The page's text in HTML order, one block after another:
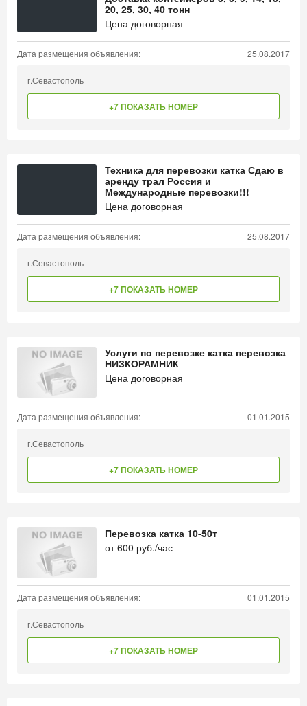
20, 25, 30, 40 тонн
Цена договорная
Дата размещения объявления: 25.08.2017
г.Севастополь
+7 ПОКАЗАТЬ НОМЕР
Техника для перевозки катка Сдаю в
аренду трал Россия и
Международные перевозки!!!
Цена договорная
Дата размещения объявления: 25.08.2017
г.Севастополь
+7 ПОКАЗАТЬ НОМЕР
Услуги по перевозке катка перевозка
НИЗКОРАМНИК
Цена договорная
Дата размещения объявления: 01.01.2015
г.Севастополь
+7 ПОКАЗАТЬ НОМЕР
Перевозка катка 10-50т
от600 руб./час
Дата размещения объявления: 01.01.2015
г.Севастополь
+7 ПОКАЗАТЬ НОМЕР